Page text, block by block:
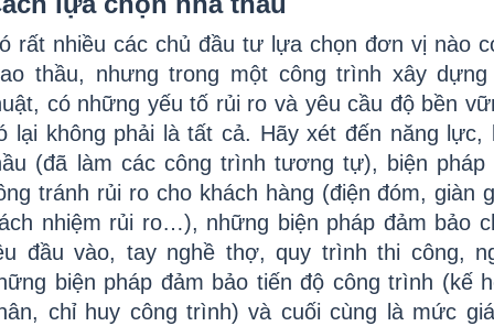
rất nhiều các chủ đầu tư lựa chọn đơn vị nào
thầu, nhưng trong một công trình xây
có những yếu tố rủi ro và yêu cầu độ bền
lại không phải là tất cả. Hãy xét đến năng lực,
(đã làm các công trình tương tự), biện pháp
tránh rủi ro cho khách hàng (điện đóm, giàn
nhiệm rủi ro…), những biện pháp đảm bảo
đầu vào, tay nghề thợ, quy trình thi công,
biện pháp đảm bảo tiến độ công trình (kế
chỉ huy công trình) và cuối cùng là mức